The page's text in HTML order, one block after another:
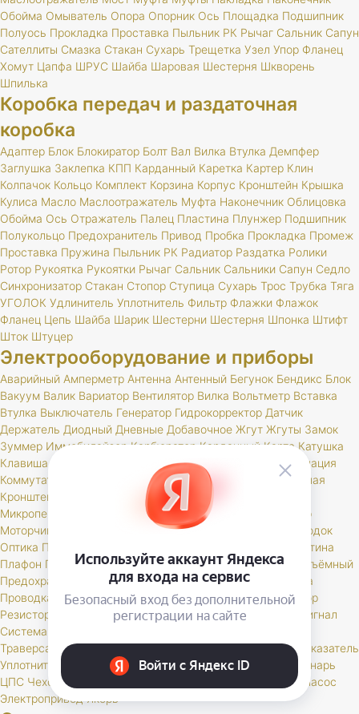
Обойма Омыватель Опора Опорник Ось Площадка Подшипник
Полуось Прокладка Проставка Пыльник РК Рычаг Сальник Сапун
Сателлиты Смазка Стакан Сухарь Трещетка Узел Упор Фланец
Хомут Цапфа ШРУС Шайба Шаровая Шестерня Шкворень
Шпилька
Коробка передач и раздаточная
коробка
Адаптер Блок Блокиратор Болт Вал Вилка Втулка Демпфер
Заглушка Заклепка КПП Карданный Каретка Картер Клин
Колпачок Кольцо Комплект Корзина Корпус Кронштейн Крышка
Кулиса Масло Маслоотражатель Муфта Наконечник Облицовка
Обойма Ось Отражатель Палец Пластина Плунжер Подшипник
Полукольцо Предохранитель Привод Пробка Прокладка Промеж
Проставка Пружина Пыльник РК Радиатор Раздатка Ролики
Ротор Рукоятка Рукоятки Рычаг Сальник Сальники Сапун Седло
Синхронизатор Стакан Стопор Ступица Сухарь Трос Трубка Тяга
УГОЛОК Удлинитель Уплотнитель Фильтр Флажки Флажок
Фланец Цепь Шайба Шарик Шестерни Шестерня Шпонка Штифт
Шток Штуцер
Электрооборудование и приборы
Аварийный Амперметр Антенна Антенный Бегунок Бендикс Блок
Вакуум Валик Вариатор Вентилятор Вилка Вольтметр Вставка
Втулка Выключатель Генератор Гидрокорректор Датчик
Держатель Диодный Дневные Добавочное Жгут Жгуты Замок
Зуммер Иммобилайзер Карбюратор Карданный Карта Катушка
Клавиша
Кнопка Колодка
Комбинация
Коммутатор
Компрессор Конденсатор
Контактная
Кронштейн
Личинка
Магнитола
Микропереключатель
Модуль Мост Мотор
Моторедуктор
Моторчик
Насос Ножной
Ободок
Оптика Патрон
Пластина
Плафон Повторитель Поддон Подсветка Подшипник
Подъёмный
Предохранитель
Прибор Прикуриватель Провод
Провода
Проводка
Проставка Пульт Пыльник РК Разъем Регулятор
Резистор
Реостат Решетка Розетка Рычаг
Сигнал
Система
Траверса
Трамблер Транспондер Трос Трубка Тумблер
Указатель
Уплотнитель
Установ Устройство Фара Фароискатель
Фонарь
ЦПС Чехол Шкив
Электробензонасос
Электропривод Якорь